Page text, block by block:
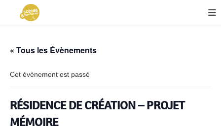
« Tous les Évènements
Cet évènement est passé
RÉSIDENCE DE CRÉATION – PROJET
MÉMOIRE